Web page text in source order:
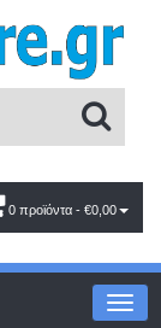
0 προϊόντα - €0,00